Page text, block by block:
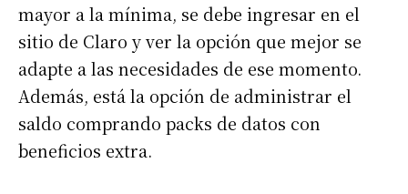
mayor a la mínima, se debe ingresar en el
sitio de Claro y ver la opción que mejor se
adapte a las necesidades de ese momento.
Además, está la opción de administrar el
saldo comprando packs de datos con
beneficios extra.